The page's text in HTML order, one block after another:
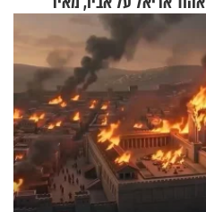
אריאל ז"ל